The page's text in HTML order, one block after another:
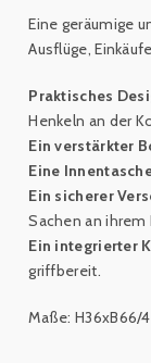
Eine geräumige
Ausflüge,
Praktisches
Henkeln an der
Ein verstärkter
Eine
Ein sicherer
Sachen an ihrem
Ein integrierter
griffbereit.
Maße: H36xB66/